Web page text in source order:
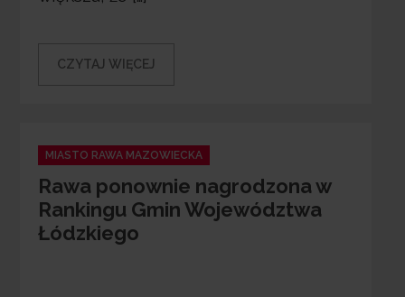
CZYTAJ WIĘCEJ
Categories
MIASTO RAWA MAZOWIECKA
Rawa ponownie nagrodzona w
Rankingu Gmin Województwa
Łódzkiego